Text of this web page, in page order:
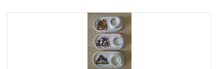
ESHOP
Andrea Lampartová